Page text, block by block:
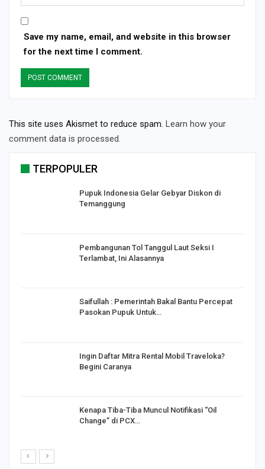
Save my name, email, and website in this browser
for the next time I comment.
This site uses Akismet to reduce spam. Learn how your
comment data is processed.
TERPOPULER
Pupuk Indonesia Gelar Gebyar Diskon di
Temanggung
Pembangunan Tol Tanggul Laut Seksi I
Terlambat, Ini Alasannya
Saifullah : Pemerintah Bakal Bantu Percepat
Pasokan Pupuk Untuk…
Ingin Daftar Mitra Rental Mobil Traveloka?
Begini Caranya
Kenapa Tiba-Tiba Muncul Notifikasi “Oil
Change” di PCX…